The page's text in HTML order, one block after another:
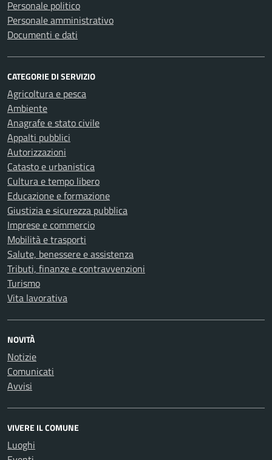
Personale politico
Personale amministrativo
Documenti e dati
CATEGORIE DI SERVIZIO
Agricoltura e pesca
Ambiente
Anagrafe e stato civile
Appalti pubblici
Autorizzazioni
Catasto e urbanistica
Cultura e tempo libero
Educazione e formazione
Giustizia e sicurezza pubblica
Imprese e commercio
Mobilità e trasporti
Salute, benessere e assistenza
Tributi, finanze e contravvenzioni
Turismo
Vita lavorativa
NOVITÀ
Notizie
Comunicati
Avvisi
VIVERE IL COMUNE
Luoghi